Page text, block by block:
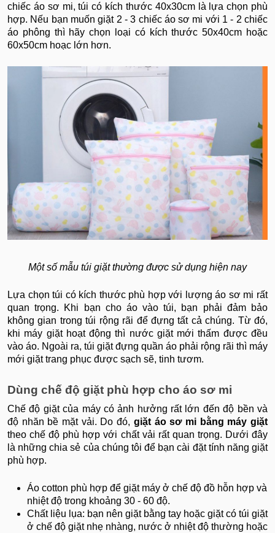
chiếc áo sơ mi, túi có kích thước 40x30cm là lựa chọn phù
hợp. Nếu bạn muốn giặt 2 - 3 chiếc áo sơ mi với 1 - 2 chiếc
áo phông thì hãy chọn loại có kích thước 50x40cm hoặc
60x50cm hoạc lớn hơn.
Một số mẫu túi giặt thường được sử dụng hiện nay
Lựa chọn túi có kích thước phù hợp với lượng áo sơ mi rất
quan trọng. Khi bạn cho áo vào túi, bạn phải đảm bảo
không gian trong túi rộng rãi để đựng tất cả chúng. Từ đó,
khi máy giặt hoạt động thì nước giặt mới thấm được đều
vào áo. Ngoài ra, túi giặt đựng quần áo phải rộng rãi thì máy
mới giặt trang phục được sạch sẽ, tinh tươm.
Dùng chế độ giặt phù hợp cho áo sơ mi
Chế độ giặt của máy có ảnh hưởng rất lớn đến độ bền và
độ nhăn bề mặt vải. Do đó, giặt áo sơ mi bằng máy giặt
theo chế độ phù hợp với chất vải rất quan trọng. Dưới đây
là những chia sẻ của chúng tôi để bạn cài đặt tính năng giặt
phù hợp.
Áo cotton phù hợp để giặt máy ở chế độ đồ hỗn hợp và
nhiệt độ trong khoảng 30 - 60 độ.
Chất liệu lụa: bạn nên giặt bằng tay hoặc giặt có túi giặt
ở chế độ giặt nhẹ nhàng, nước ở nhiệt độ thường hoặc